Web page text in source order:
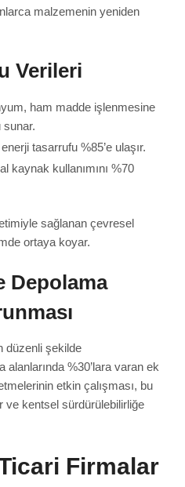
malzemenin yeniden
Verileri
ham madde işlenmesine
sunar.
tasarrufu %85’e ulaşır.
kaynak kullanımını %70
sağlanan çevresel
ortaya koyar.
Depolama
düzenli şekilde
%30’lara varan ek
etkin çalışması, bu
ve kentsel sürdürülebilirliğe
Firmalar